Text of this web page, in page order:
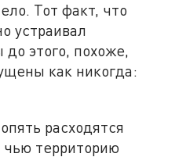
Тот факт, что
устраивал
до этого, похоже,
как никогда:
расходятся
чью территорию